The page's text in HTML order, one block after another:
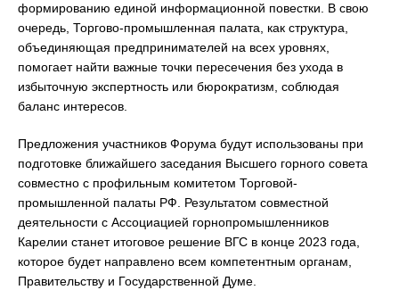
формированию единой информационной повестки. В свою
очередь, Торгово-промышленная палата, как структура,
объединяющая предпринимателей на всех уровнях,
помогает найти важные точки пересечения без ухода в
избыточную экспертность или бюрократизм, соблюдая
баланс интересов.
Предложения участников Форума будут использованы при
подготовке ближайшего заседания Высшего горного совета
совместно с профильным комитетом Торговой-
промышленной палаты РФ. Результатом совместной
деятельности с Ассоциацией горнопромышленников
Карелии станет итоговое решение ВГС в конце 2023 года,
которое будет направлено всем компетентным органам,
Правительству и Государственной Думе.